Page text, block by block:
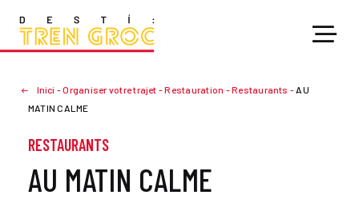
Inici -Organiser votre trajet -Restauration -Restaurants -AU
MATIN CALME
RESTAURANTS
AU MATIN CALME